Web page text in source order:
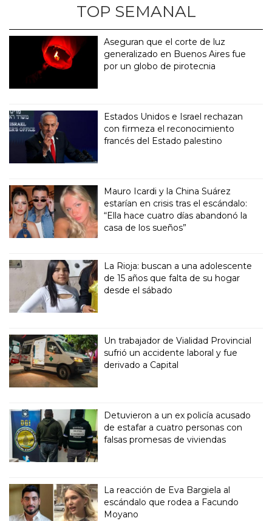
TOP SEMANAL
Aseguran que el corte de luz
generalizado en Buenos Aires fue
por un globo de pirotecnia
Estados Unidos e Israel rechazan
con firmeza el reconocimiento
francés del Estado palestino
Mauro Icardi y la China Suárez
estarían en crisis tras el escándalo:
“Ella hace cuatro días abandonó la
casa de los sueños”
La Rioja: buscan a una adolescente
de 15 años que falta de su hogar
desde el sábado
Un trabajador de Vialidad Provincial
sufrió un accidente laboral y fue
derivado a Capital
Detuvieron a un ex policía acusado
de estafar a cuatro personas con
falsas promesas de viviendas
La reacción de Eva Bargiela al
escándalo que rodea a Facundo
Moyano